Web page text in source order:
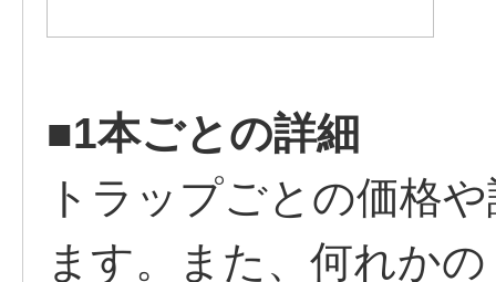
■1本ごとの詳細
トラップごとの価格
ます。また、何れか